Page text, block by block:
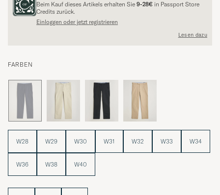
Beim Kauf dieses Artikels erhalten Sie 9-28€ in Passport Store
Credits zurück.
Einloggen oder jetzt registrieren
Lesen dazu
FARBEN
W28 W29 W30 W31 W32 W33 W34
W36 W38 W40